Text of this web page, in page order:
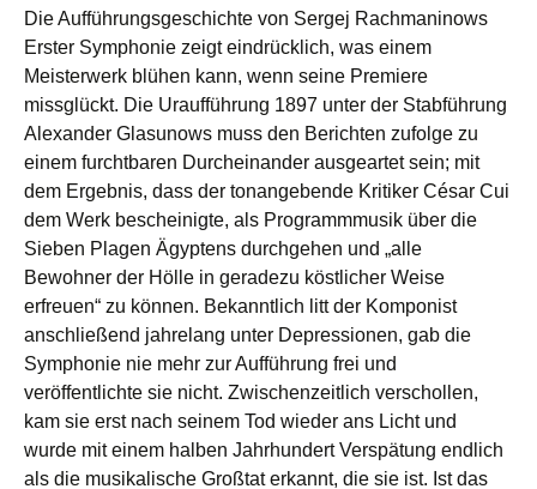
Die Aufführungsgeschichte von Sergej Rachmaninows
Erster Symphonie zeigt eindrücklich, was einem
Meisterwerk blühen kann, wenn seine Premiere
missglückt. Die Uraufführung 1897 unter der Stabführung
Alexander Glasunows muss den Berichten zufolge zu
einem furchtbaren Durcheinander ausgeartet sein; mit
dem Ergebnis, dass der tonangebende Kritiker César Cui
dem Werk bescheinigte, als Programmmusik über die
Sieben Plagen Ägyptens durchgehen und „alle
Bewohner der Hölle in geradezu köstlicher Weise
erfreuen“ zu können. Bekanntlich litt der Komponist
anschließend jahrelang unter Depressionen, gab die
Symphonie nie mehr zur Aufführung frei und
veröffentlichte sie nicht. Zwischenzeitlich verschollen,
kam sie erst nach seinem Tod wieder ans Licht und
wurde mit einem halben Jahrhundert Verspätung endlich
als die musikalische Großtat erkannt, die sie ist. Ist das